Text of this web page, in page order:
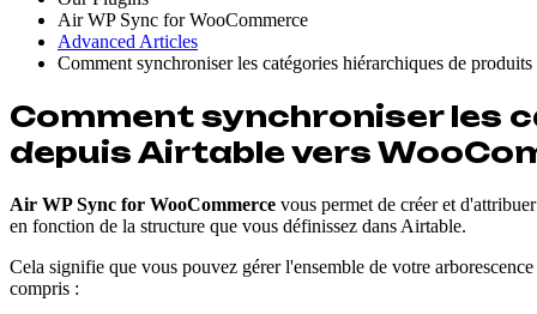
Air WP Sync for WooCommerce
Advanced Articles
Comment synchroniser les catégories hiérarchiques de
Comment synchroniser les
depuis Airtable vers
Air WP Sync for WooCommerce vous permet de créer et
en fonction de la structure que vous définissez dans Airtable.
Cela signifie que vous pouvez gérer l'ensemble de votre
compris :